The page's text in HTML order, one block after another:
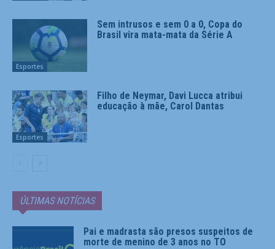
Esportes
Sem intrusos e sem 0 a 0, Copa do
Brasil vira mata-mata da Série A
Esportes
Filho de Neymar, Davi Lucca atribui
educação à mãe, Carol Dantas
ÚLTIMAS NOTÍCIAS
Pai e madrasta são presos suspeitos de
morte de menino de 3 anos no TO